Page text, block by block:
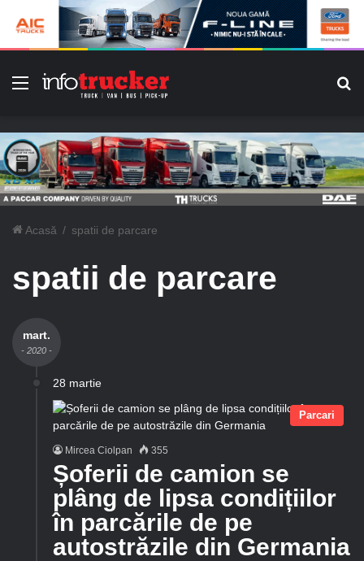
Meniu
Acasă / spatii de parcare
spatii de parcare
mart.
- 2020 -
28 martie
Parcari
Mircea Ciolpan 355
Șoferii de camion se
plâng de lipsa condițiilor
în parcările de pe
autostrăzile din Germania